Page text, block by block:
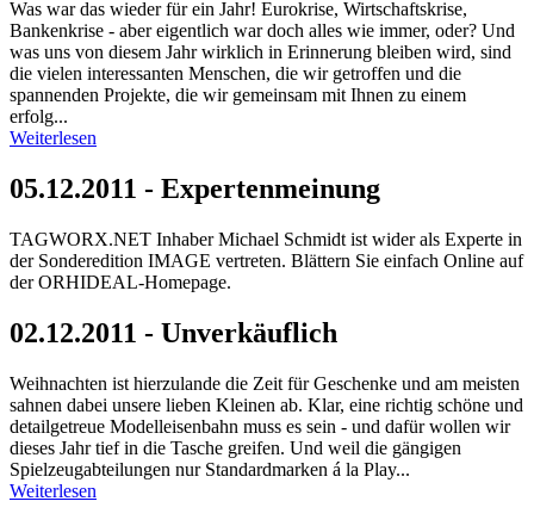
Was war das wieder für ein Jahr! Eurokrise, Wirtschaftskrise,
Bankenkrise - aber eigentlich war doch alles wie immer, oder? Und
was uns von diesem Jahr wirklich in Erinnerung bleiben wird, sind
die vielen interessanten Menschen, die wir getroffen und die
spannenden Projekte, die wir gemeinsam mit Ihnen zu einem
erfolg...
Weiterlesen
05.12.2011 - Expertenmeinung
TAGWORX.NET Inhaber Michael Schmidt ist wider als Experte in
der Sonderedition IMAGE vertreten. Blättern Sie einfach Online auf
der ORHIDEAL-Homepage.
02.12.2011 - Unverkäuflich
Weihnachten ist hierzulande die Zeit für Geschenke und am meisten
sahnen dabei unsere lieben Kleinen ab. Klar, eine richtig schöne und
detailgetreue Modelleisenbahn muss es sein - und dafür wollen wir
dieses Jahr tief in die Tasche greifen. Und weil die gängigen
Spielzeugabteilungen nur Standardmarken á la Play...
Weiterlesen